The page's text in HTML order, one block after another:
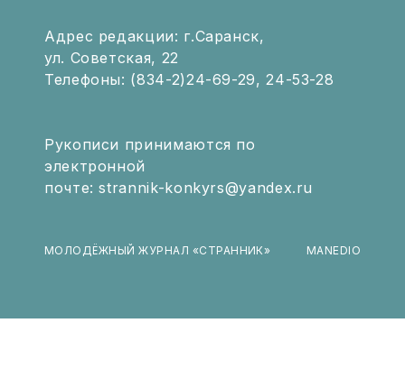
Адрес редакции: г.Саранск,
ул. Советская, 22
Телефоны: (834-2)24-69-29, 24-53-28
Рукописи принимаются по
электронной
почте: strannik-konkyrs@yandex.ru
МОЛОДЁЖНЫЙ ЖУРНАЛ «СТРАННИК» MANEDIO